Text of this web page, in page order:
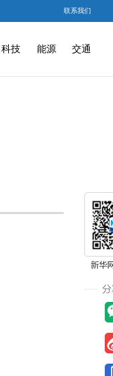
联系我们
科技 能源 交通